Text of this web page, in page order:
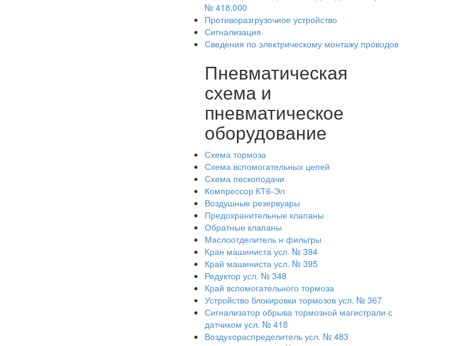
№ 418.000
Противоразгрузочиое устройство
Сигнализация
Сведения по электрическому монтажу проводов
Пневматическая
схема и
пневматическое
оборудование
Схема тормоза
Схема вспомогательных цепей
Схема пескоподачи
Компрессор КТ6-Эл
Воздушные резервуары
Предохранительные клапаны
Обратные клапаны
Маслоотделитель н фильтры
Кран машиниста усл. № 394
Край машиниста усл. № 395
Редуктор усл. № 348
Край вспомогательного тормоза
Устройство блокировки тормозов усл. № 367
Сигнализатор обрыва тормозной магистрали с
датчиком усл. № 418
Воздухораспределитель усл. № 483